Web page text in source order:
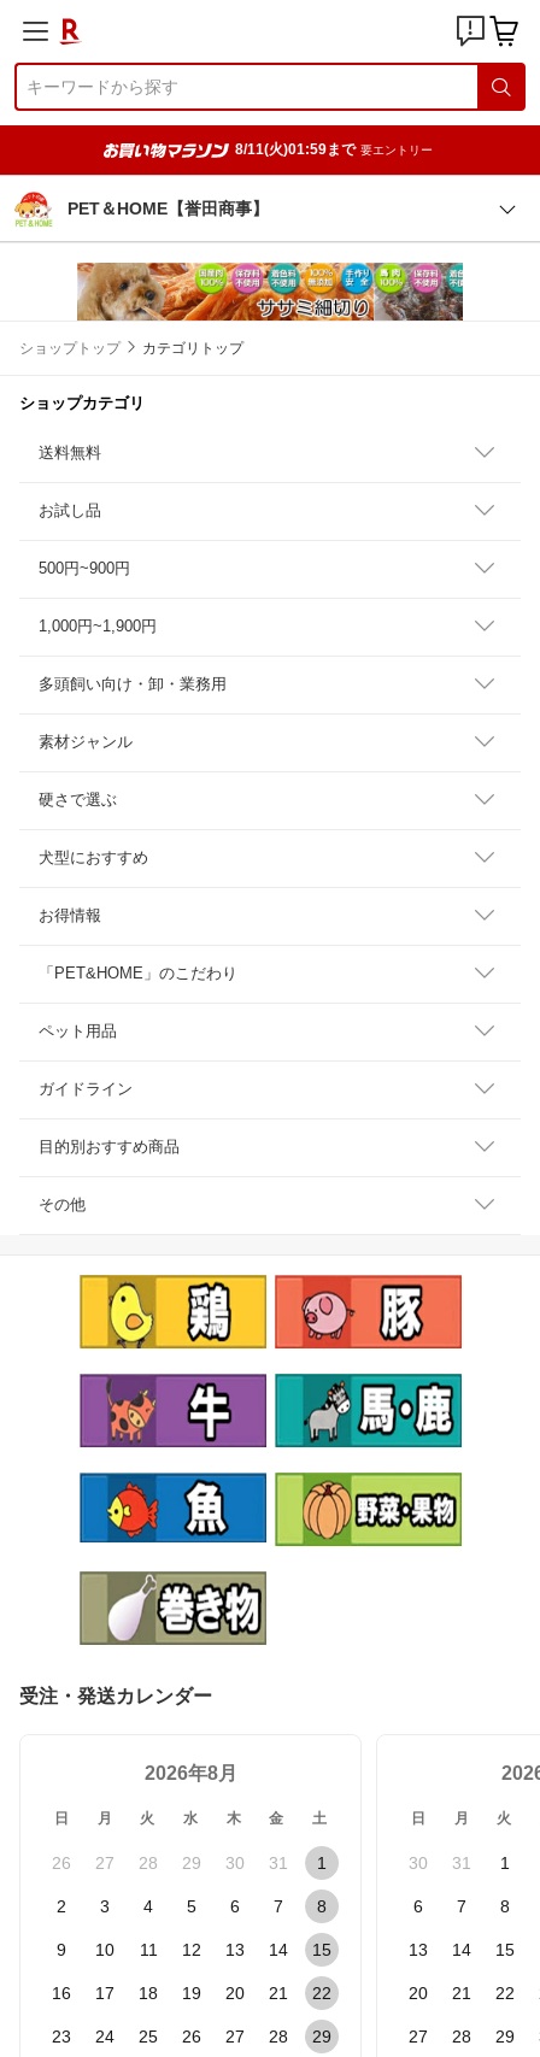
8/11(火)01:59まで 要エントリー
PET＆HOME【誉田商事】
ショップトップ カテゴリトップ
ショップカテゴリ
送料無料
お試し品
500円~900円
1,000円~1,900円
多頭飼い向け・卸・業務用
素材ジャンル
硬さで選ぶ
犬型におすすめ
お得情報
「PET&HOME」のこだわり
ペット用品
ガイドライン
目的別おすすめ商品
その他
受注・発送カレンダー
2026年8月
日 月 火 水 木 金 土
26 27 28 29 30 31 1
2 3 4 5 6 7 8
9 10 11 12 13 14 15
16 17 18 19 20 21 22
23 24 25 26 27 28 29
日 月 火
30 31 1
6 7 8
13 14 15
20 21 22
27 28 29